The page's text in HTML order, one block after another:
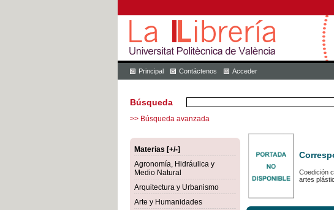
Principal Contáctenos Acceder
Búsqueda
>> Búsqueda avanzada
Materias [+/-]
Agronomía, Hidráulica y
Medio Natural
Arquitectura y Urbanismo
Arte y Humanidades
Coedición
artes